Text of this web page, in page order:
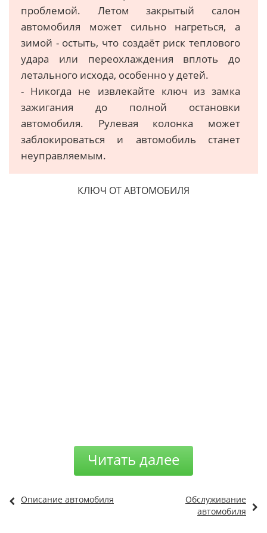
проблемой. Летом закрытый салон
автомобиля может сильно нагреться, а
зимой - остыть, что создаёт риск теплового
удара или переохлаждения вплоть до
летального исхода, особенно у детей.
- Никогда не извлекайте ключ из замка
зажигания до полной остановки
автомобиля. Рулевая колонка может
заблокироваться и автомобиль станет
неуправляемым.
КЛЮЧ ОТ АВТОМОБИЛЯ
Читать далее
Описание автомобиля
Обслуживание
автомобиля